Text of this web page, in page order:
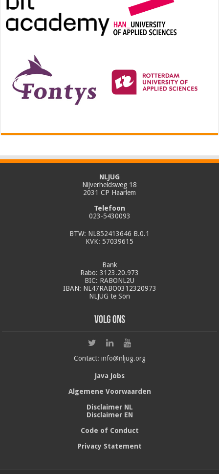
NLJUG
Nijverheidsweg 18
2031 CP Haarlem
Telefoon
023-5430093
BTW: NL852413646 B.0.1
KVK: 57039615
Bank
Rabo: 3123.20.973
BIC: RABONL2U
IBAN: NL47RABO0312320973
NLJUG te Son
Volg ons
Contact: info@nljug.org
Java Jobs
Algemene Voorwaarden
Disclaimer NL
Disclaimer EN
Code of Conduct
Privacy Statement